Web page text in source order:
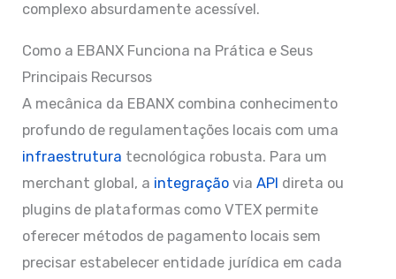
complexo absurdamente acessível.
Como a EBANX Funciona na Prática e Seus
Principais Recursos
A mecânica da EBANX combina conhecimento
profundo de regulamentações locais com uma
infraestrutura tecnológica robusta. Para um
merchant global, a integração viaAPI direta ou
plugins de plataformas como VTEX permite
oferecer métodos de pagamento locais sem
precisar estabelecer entidade jurídica em cada